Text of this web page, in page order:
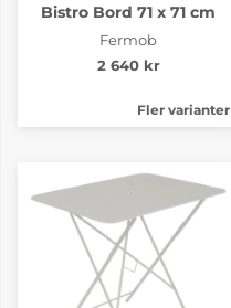
Bistro Bord 71 x 71 cm
Fermob
2 640 kr
Fler varianter